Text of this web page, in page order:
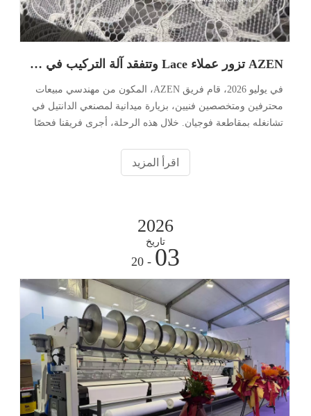
AZEN تزور عملاء Lace وتتفقد آلة التركيب في Changle، Fujian
في يوليو 2026، قام فريق AZEN، المكون من مهندسي مبيعات
محترفين ومتخصصين فنيين، بزيارة ميدانية لمصنعي الدانتيل في
تشانغله بمقاطعة فوجيان. خلال هذه الرحلة، أجرى فريقنا فحصًا
اقرأ المزيد
2026
تاريخ
03
- 20